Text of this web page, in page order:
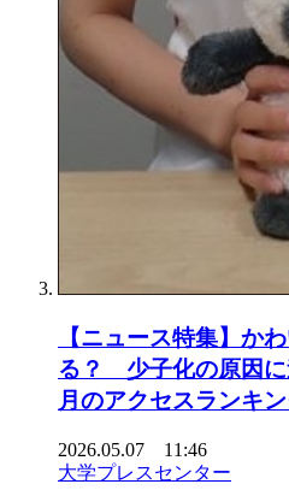
【ニュース特集】か
る？ 少子化の原因に
月のアクセスランキン
2026.05.07 11:46
大学プレスセンター